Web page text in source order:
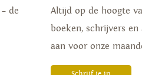
– de
Altijd op de hoogte
boeken, schrijvers
aan voor onze